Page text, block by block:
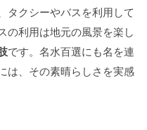
タクシーやバスを利用して
の利用は地元の風景を楽し
です。名水百選にも名を連
は、その素晴らしさを実感